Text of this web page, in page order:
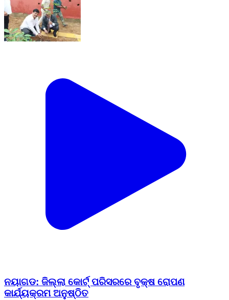
ନୟାଗଡ: ଜିଲ୍ଲା କୋର୍ଟ୍ ପରିସରରେ ବୃକ୍ଷ ରୋପଣ
କାର୍ଯ୍ୟକ୍ରମ ଅନୁଷ୍ଠିତ